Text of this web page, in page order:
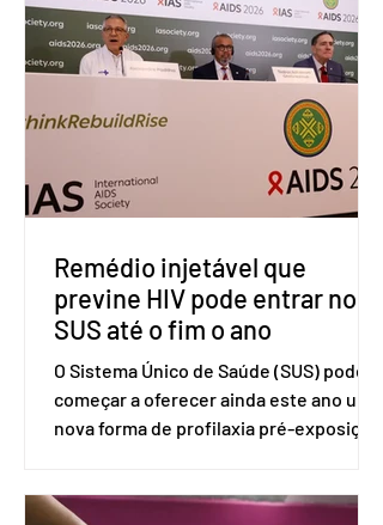
tarifárias adotadas pelo país norte-
americano com base na Seção 301 da
Lei de Comércio de 1974. Segundo nota
divulgada pelo Ministério das Relações
Exteriores, o Brasil considera que as
incompatíveis com as obrigações
assumidas pelos Estados Unid
Remédio injetável que
previne HIV pode entrar no
SUS até o fim o ano
O Sistema Único de Saúde (SUS) pode
começar a oferecer ainda este ano uma
nova forma de profilaxia pré-exposição
medicamento carbotegravir, que